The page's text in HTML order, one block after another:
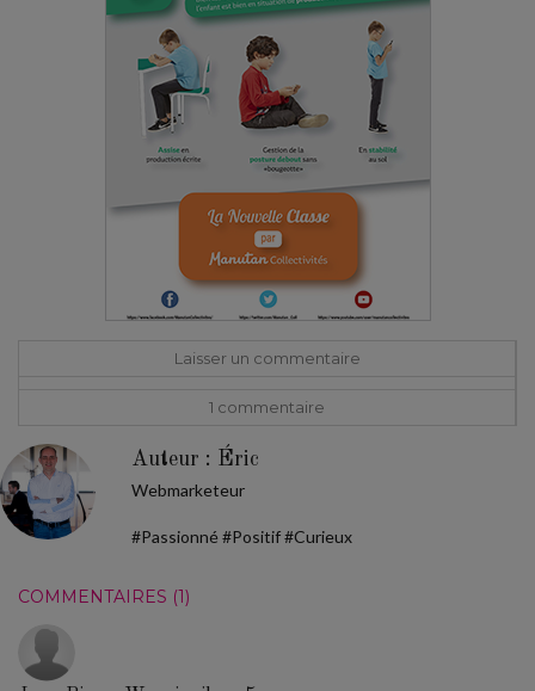
Laisser un commentaire
1 commentaire
Auteur : Éric
Webmarketeur
#Passionné #Positif #Curieux
COMMENTAIRES (1)